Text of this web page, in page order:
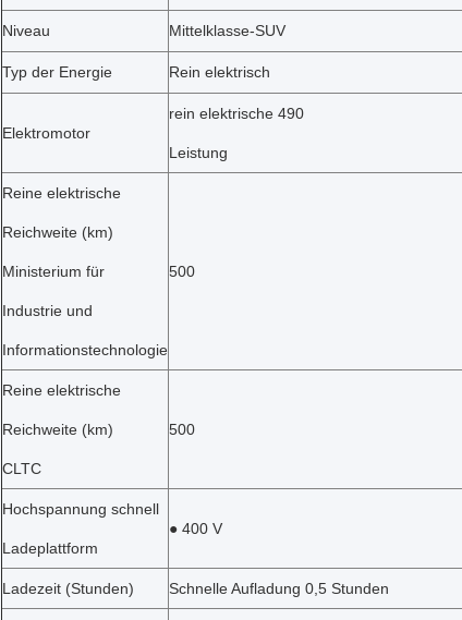
Niveau Mittelklasse-SUV
Typ der Energie Rein elektrisch
Elektromotor
rein elektrische 490
Leistung
Reine elektrische
Reichweite (km)
Ministerium für
Industrie und
Informationstechnologie
500
Reine elektrische
Reichweite (km)
CLTC
500
Hochspannung schnell
Ladeplattform
● 400 V
Ladezeit (Stunden) Schnelle Aufladung 0,5 Stunden